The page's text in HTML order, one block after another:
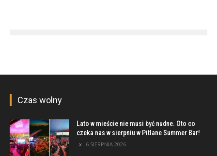
Czas wolny
Lato w mieście nie musi być nudne. Oto co
czeka nas w sierpniu w Pitlane Summer Bar!
6 SIERPNIA 2026